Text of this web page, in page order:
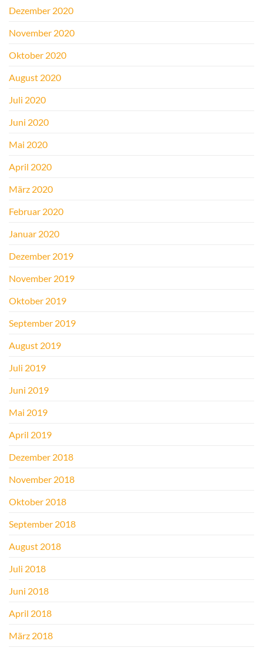
Dezember 2020
November 2020
Oktober 2020
August 2020
Juli 2020
Juni 2020
Mai 2020
April 2020
März 2020
Februar 2020
Januar 2020
Dezember 2019
November 2019
Oktober 2019
September 2019
August 2019
Juli 2019
Juni 2019
Mai 2019
April 2019
Dezember 2018
November 2018
Oktober 2018
September 2018
August 2018
Juli 2018
Juni 2018
April 2018
März 2018